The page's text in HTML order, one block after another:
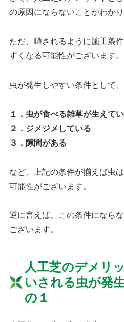
の原因にならないことがわかり
ただ、噂されるように施工条
すくなる可能性がございます。
虫が発生しやすい条件として、
１．虫が食べる雑草が生えて
２．ジメジメしている
３．隙間がある
など、上記の条件が揃えば虫
可能性がございます。
逆に言えば、この条件になら
ございます。
人工芝のデメリ
いされる虫が発
の１